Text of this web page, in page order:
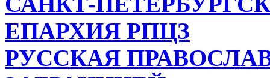
ЕПАРХИЯ РПЦЗ
РУССКАЯ